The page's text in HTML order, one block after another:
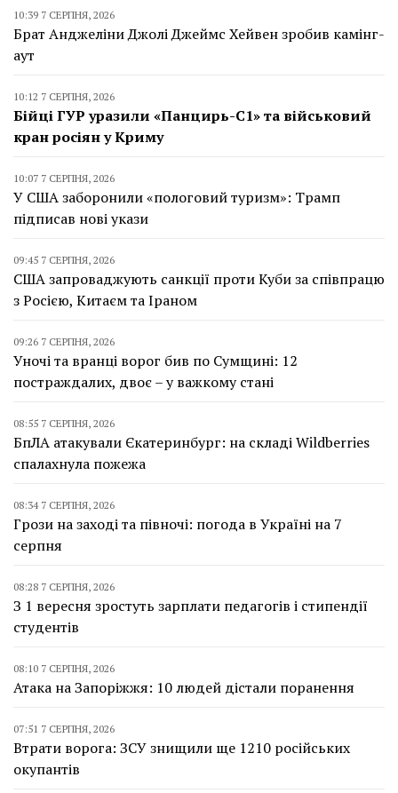
10:39 7 СЕРПНЯ, 2026
Брат Анджеліни Джолі Джеймс Хейвен зробив камінг-
аут
10:12 7 СЕРПНЯ, 2026
Бійці ГУР уразили «Панцирь-С1» та військовий
кран росіян у Криму
10:07 7 СЕРПНЯ, 2026
У США заборонили «пологовий туризм»: Трамп
підписав нові укази
09:45 7 СЕРПНЯ, 2026
США запроваджують санкції проти Куби за співпрацю
з Росією, Китаєм та Іраном
09:26 7 СЕРПНЯ, 2026
Уночі та вранці ворог бив по Сумщині: 12
постраждалих, двоє – у важкому стані
08:55 7 СЕРПНЯ, 2026
БпЛА атакували Єкатеринбург: на складі Wildberries
спалахнула пожежа
08:34 7 СЕРПНЯ, 2026
Грози на заході та півночі: погода в Україні на 7
серпня
08:28 7 СЕРПНЯ, 2026
З 1 вересня зростуть зарплати педагогів і стипендії
студентів
08:10 7 СЕРПНЯ, 2026
Атака на Запоріжжя: 10 людей дістали поранення
07:51 7 СЕРПНЯ, 2026
Втрати ворога: ЗСУ знищили ще 1210 російських
окупантів